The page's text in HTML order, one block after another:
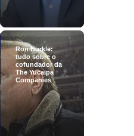
Ron Burkle:
tudo sobre o
cofundador da
The Yucaipa
Companies